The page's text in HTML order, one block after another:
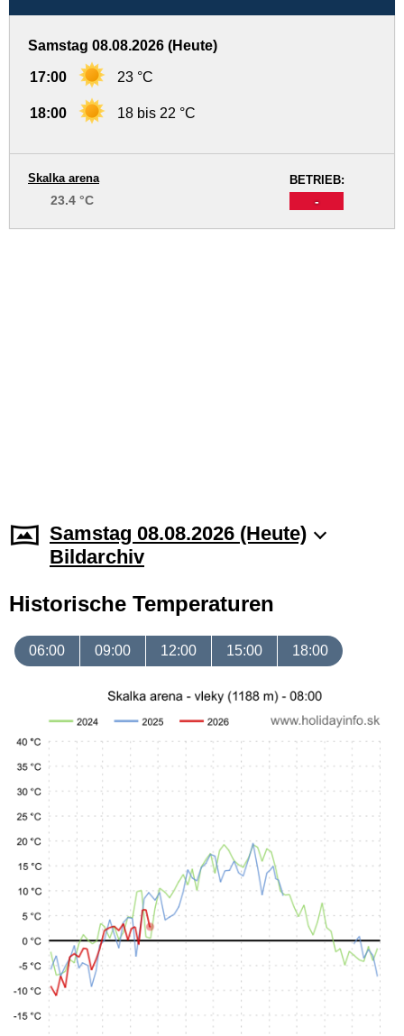
Samstag 08.08.2026 (Heute)
17:00 23 °C
18:00 18 bis 22 °C
BETRIEB:
-
Skalka arena
23.4 °C
Samstag 08.08.2026 (Heute)
Bildarchiv
Historische Temperaturen
06:00 09:00 12:00 15:00 18:00